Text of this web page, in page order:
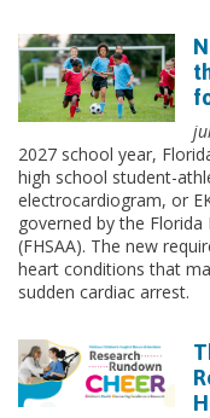
2027 school year,
high school student-
electrocardiogram, or
governed by the
(FHSAA). The new
heart conditions that
sudden cardiac arrest.